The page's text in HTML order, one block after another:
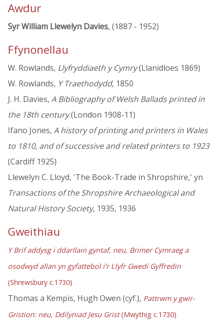
Awdur
Syr William Llewelyn Davies, (1887 - 1952)
Ffynonellau
W. Rowlands, Llyfryddiaeth y Cymry(Llanidloes 1869)
W. Rowlands, Y Traethodydd, 1850
J. H. Davies, A Bibliography of Welsh Ballads printed in
the 18th century(London 1908-11)
Ifano Jones, A history of printing and printers in Wales
to 1810, and of successive and related printers to 1923
(Cardiff 1925)
Llewelyn C. Lloyd, 'The Book-Trade in Shropshire,' yn
Transactions of the Shropshire Archaeological and
Natural History Society, 1935, 1936
Gweithiau
Y Brif addysg i ddarllain gyntaf, neu, Brimer Cymraeg a
osodwyd allan yn gyfattebol i'r Llyfr Gwedi Gyffredin
(Shrewsbury c.1730)
Thomas a Kempis, Hugh Owen (cyf.), Pattrwm y gwir-
Gristion: neu, Ddilyniad Jesu Grist(Mwythig c.1730)